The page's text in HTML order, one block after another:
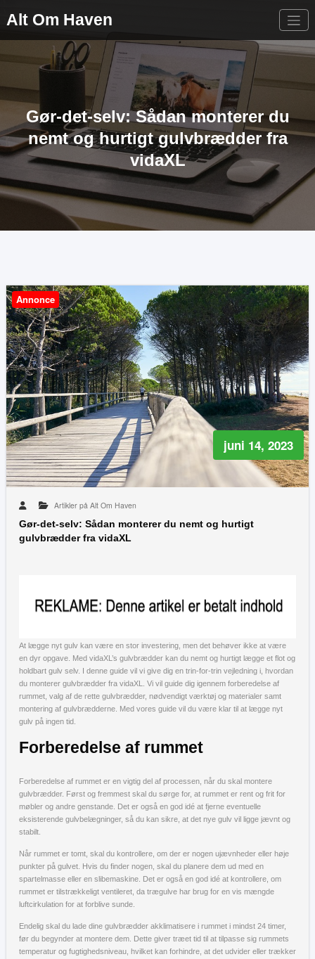
Alt Om Haven
Gør-det-selv: Sådan monterer du
nemt og hurtigt gulvbrædder fra
vidaXL
Annonce
juni 14, 2023
Artikler på Alt Om Haven
Gør-det-selv: Sådan monterer du nemt og hurtigt
gulvbrædder fra vidaXL
At lægge nyt gulv kan være en stor investering, men det behøver ikke at være
en dyr opgave. Med vidaXL’s gulvbrædder kan du nemt og hurtigt lægge et flot og
holdbart gulv selv. I denne guide vil vi give dig en trin-for-trin vejledning i, hvordan
du monterer gulvbrædder fra vidaXL. Vi vil guide dig igennem forberedelse af
rummet, valg af de rette gulvbrædder, nødvendigt værktøj og materialer samt
montering af gulvbrædderne. Med vores guide vil du være klar til at lægge nyt
gulv på ingen tid.
Forberedelse af rummet
Forberedelse af rummet er en vigtig del af processen, når du skal montere
gulvbrædder. Først og fremmest skal du sørge for, at rummet er rent og frit for
møbler og andre genstande. Det er også en god idé at fjerne eventuelle
eksisterende gulvbelægninger, så du kan sikre, at det nye gulv vil ligge jævnt og
stabilt.
Når rummet er tomt, skal du kontrollere, om der er nogen ujævnheder eller høje
punkter på gulvet. Hvis du finder nogen, skal du planere dem ud med en
spartelmasse eller en slibemaskine. Det er også en god idé at kontrollere, om
rummet er tilstrækkeligt ventileret, da trægulve har brug for en vis mængde
luftcirkulation for at forblive sunde.
Endelig skal du lade dine gulvbrædder akklimatisere i rummet i mindst 24 timer,
før du begynder at montere dem. Dette giver træet tid til at tilpasse sig rummets
temperatur og fugtighedsniveau, hvilket kan forhindre, at det udvider eller trækker